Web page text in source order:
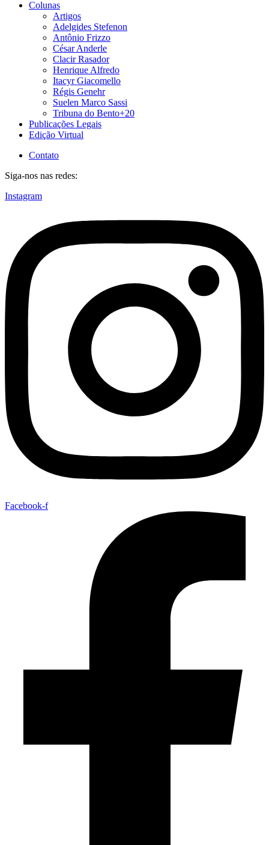
Colunas
Artigos
Adelgides Stefenon
Antônio Frizzo
César Anderle
Clacir Rasador
Henrique Alfredo
Itacyr Giacomello
Régis Genehr
Suelen Marco Sassi
Tribuna do Bento+20
Publicações Legais
Edição Virtual
Contato
Siga-nos nas redes:
Instagram
Facebook-f